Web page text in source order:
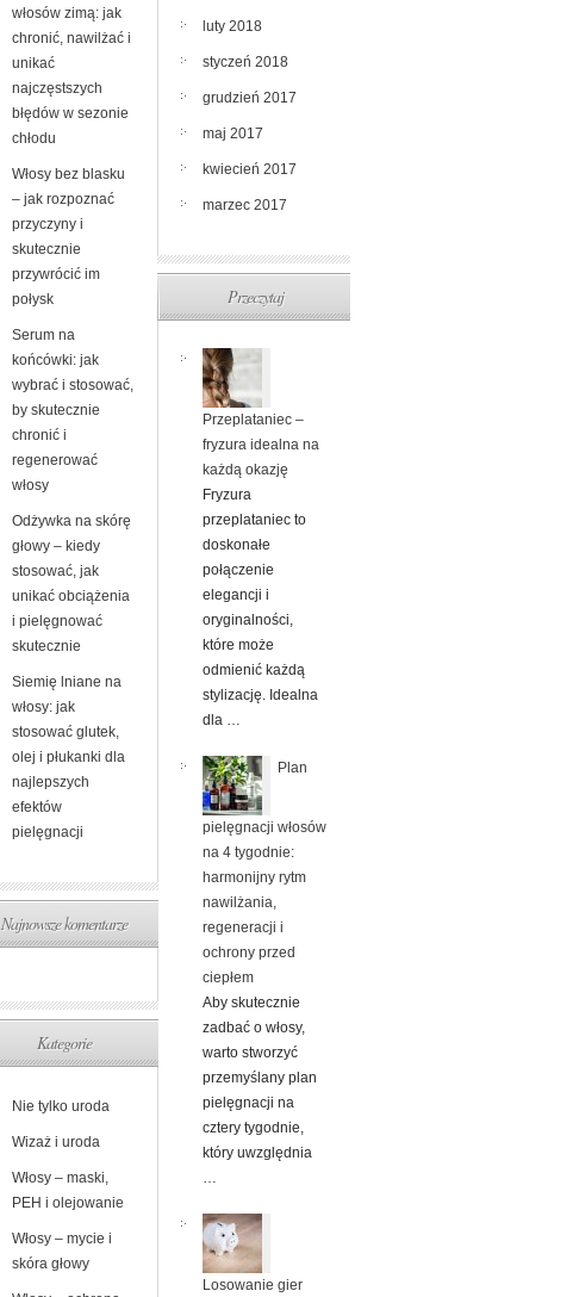
włosów zimą: jak
chronić, nawilżać i
unikać
najczęstszych
błędów w sezonie
chłodu
Włosy bez blasku
– jak rozpoznać
przyczyny i
skutecznie
przywrócić im
połysk
Serum na
końcówki: jak
wybrać i stosować,
by skutecznie
chronić i
regenerować
włosy
Odżywka na skórę
głowy – kiedy
stosować, jak
unikać obciążenia
i pielęgnować
skutecznie
Siemię lniane na
włosy: jak
stosować glutek,
olej i płukanki dla
najlepszych
efektów
pielęgnacji
Najnowsze komentarze
Kategorie
Nie tylko uroda
Wizaż i uroda
Włosy – maski,
PEH i olejowanie
Włosy – mycie i
skóra głowy
luty 2018
styczeń 2018
grudzień 2017
maj 2017
kwiecień 2017
marzec 2017
Przeczytaj
Przeplataniec –
fryzura idealna na
każdą okazję
Fryzura
przeplataniec to
doskonałe
połączenie
elegancji i
oryginalności,
które może
odmienić każdą
stylizację. Idealna
dla …
Plan
pielęgnacji włosów
na 4 tygodnie:
harmonijny rytm
nawilżania,
regeneracji i
ochrony przed
ciepłem
Aby skutecznie
zadbać o włosy,
warto stworzyć
przemyślany plan
pielęgnacji na
cztery tygodnie,
który uwzględnia
…
Losowanie gier